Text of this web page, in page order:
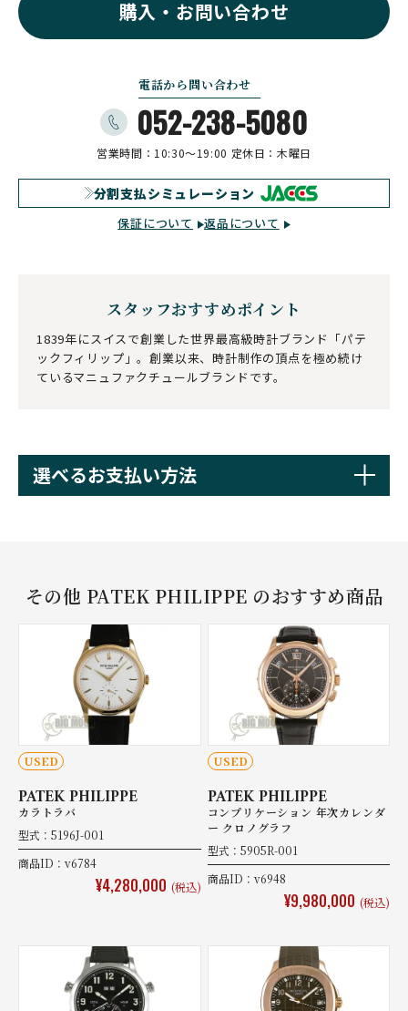
購入・お問い合わせ
電話から問い合わせ
052-238-5080
営業時間：10:30〜19:00 定休日：木曜日
分割支払シミュレーション
保証について 返品について
スタッフおすすめポイント
1839年にスイスで創業した世界最高級時計ブランド「パテ
ックフィリップ」。創業以来、時計制作の頂点を極め続け
ているマニュファクチュールブランドです。
選べるお支払い方法
その他 PATEK PHILIPPE のおすすめ商品
USED
PATEK PHILIPPE
カラトラバ
型式：5196J-001
商品ID：v6784
¥4,280,000 (税込)
USED
PATEK PHILIPPE
コンプリケーション 年次カレンダ
ー クロノグラフ
型式：5905R-001
商品ID：v6948
¥9,980,000 (税込)